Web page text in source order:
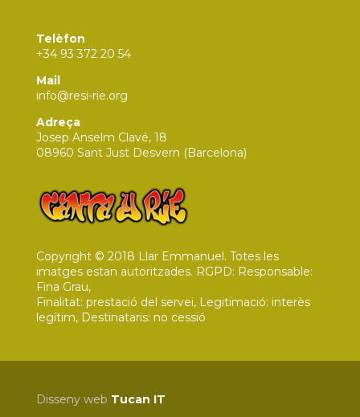
Telèfon
+34 93 372 20 54
Mail
info@resi-rie.org
Adreça
Josep Anselm Clavé, 18
08960 Sant Just Desvern (Barcelona)
Copyright © 2018 Llar Emmanuel. Totes les
imatges estan autoritzades. RGPD: Responsable:
Fina Grau,
Finalitat: prestació del servei, Legitimació: interès
legítim, Destinataris: no cessió
Disseny web Tucan IT